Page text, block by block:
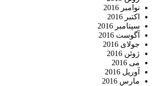
نوامبر 2016
اکتبر 2016
سپتامبر 2016
آگوست 2016
جولای 2016
ژوئن 2016
می 2016
آوریل 2016
مارس 2016